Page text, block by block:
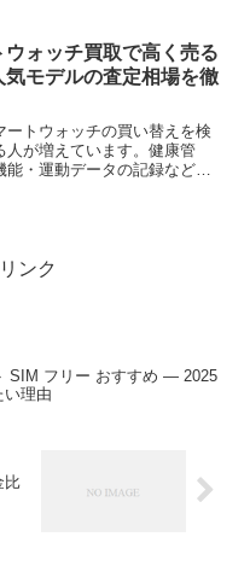
うだけど、本当に必要？」と
然なことで...
ウォッチ買取で高く売る
気モデルの査定相場を徹
ートウォッチの買い替えを検
人が増えています。健康管
能・運動データの記録など、
ンク
SIM フリー おすすめ — 2025
い理由
比